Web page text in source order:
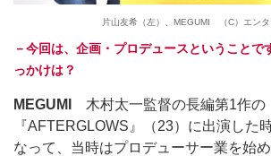
片山友希（左）、MEGUMI （C）エン
－今回は、企画・プロデュースということで
っかけは？
MEGUMI
木村太一監督の長編第1作の
『AFTERGLOWS』（23）に出演した
なって、当時はプロデューサー業を始